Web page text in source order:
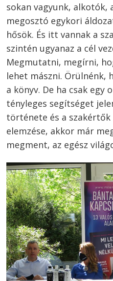
sokan vagyunk,
megosztó egykori
hősök. És itt vannak a
szintén ugyanaz a cél
Megmutatni, megírni,
lehet mászni. Örülnénk,
a könyv. De ha csak egy
tényleges segítséget
története és a
elemzése, akkor már
megment, az egész
Bejegyzés
navigáció